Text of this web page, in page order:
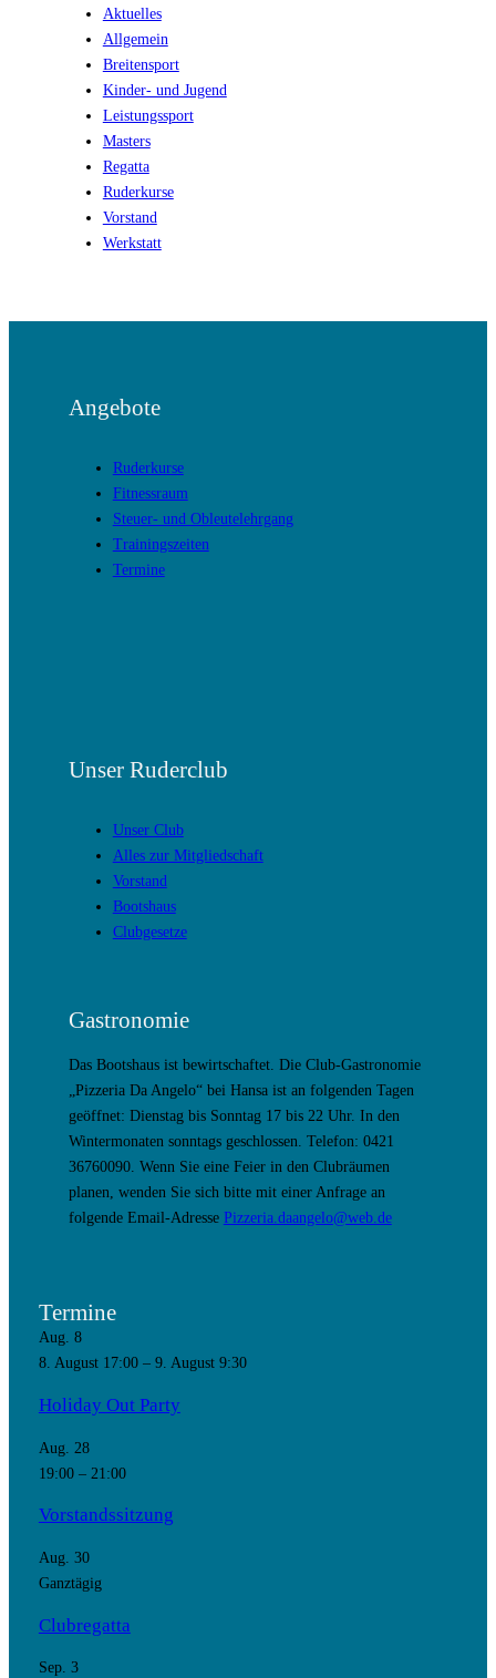
Aktuelles
Allgemein
Breitensport
Kinder- und Jugend
Leistungssport
Masters
Regatta
Ruderkurse
Vorstand
Werkstatt
Angebote
Ruderkurse
Fitnessraum
Steuer- und Obleutelehrgang
Trainingszeiten
Termine
Unser Ruderclub
Unser Club
Alles zur Mitgliedschaft
Vorstand
Bootshaus
Clubgesetze
Gastronomie
Das Bootshaus ist bewirtschaftet. Die Club-Gastronomie
„Pizzeria Da Angelo“ bei Hansa ist an folgenden Tagen
geöffnet: Dienstag bis Sonntag 17 bis 22 Uhr. In den
Wintermonaten sonntags geschlossen. Telefon: 0421
36760090. Wenn Sie eine Feier in den Clubräumen
planen, wenden Sie sich bitte mit einer Anfrage an
folgende Email-Adresse Pizzeria.daangelo@web.de
Termine
Aug. 8
8. August 17:00– 9. August 9:30
Holiday Out Party
Aug. 28
19:00– 21:00
Vorstandssitzung
Aug. 30
Ganztägig
Clubregatta
Sep. 3